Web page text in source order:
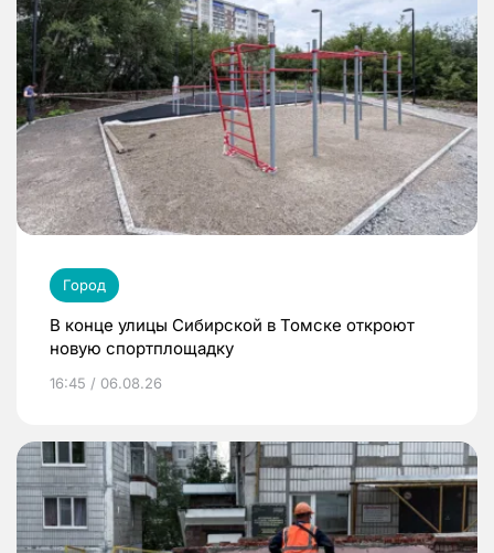
Город
В конце улицы Сибирской в Томске откроют
новую спортплощадку
16:45 / 06.08.26